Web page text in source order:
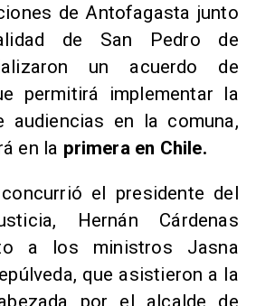
de Antofagasta junto
de San Pedro de
un acuerdo de
permitirá implementar la
audiencias en la comuna,
en la primera en Chile.
el presidente del
Hernán Cárdenas
a los ministros Jasna
que asistieron a la
por el alcalde de